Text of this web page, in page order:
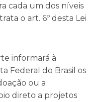
cada um dos níveis
o art. 6º desta Lei
informará à
Federal do Brasil os
ou a
direto a projetos